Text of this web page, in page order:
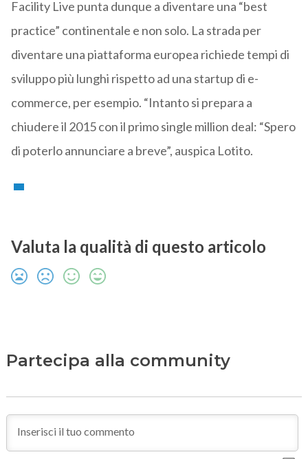
Facility Live punta dunque a diventare una “best
practice” continentale e non solo. La strada per
diventare una piattaforma europea richiede tempi di
sviluppo più lunghi rispetto ad una startup di e-
commerce, per esempio. “Intanto si prepara a
chiudere il 2015 con il primo single million deal: “Spero
di poterlo annunciare a breve”, auspica Lotito.
Valuta la qualità di questo articolo
Partecipa alla community